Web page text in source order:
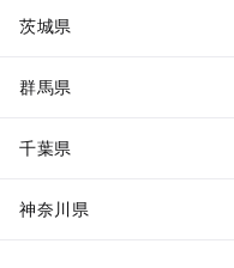
茨城県
群馬県
千葉県
神奈川県